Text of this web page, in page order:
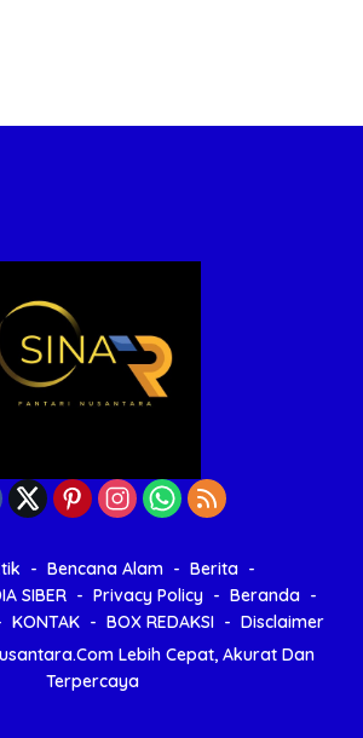
Bencana Alam
Berita
SIBER
Privacy Policy
Beranda
KONTAK BOX REDAKSI
Disclaimer
Lebih Cepat, Akurat Dan
Terpercaya